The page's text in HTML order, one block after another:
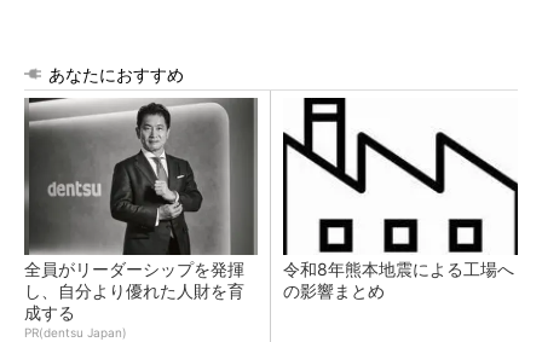
あなたにおすすめ
全員がリーダーシップを発揮
し、自分より優れた人財を育
成する
PR(dentsu Japan)
令和8年熊本地震による工場へ
の影響まとめ